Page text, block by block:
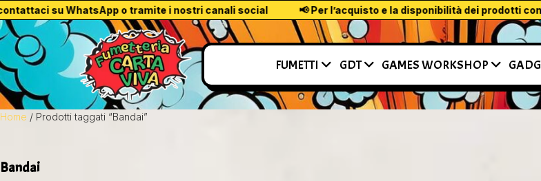
su WhatsApp o tramite i nostri canali social 📢 Per l’acquisto e la disponibilità dei prodotti
FUMETTI GDT GAMES WORKSHOP
Home / Prodotti taggati “Bandai”
Bandai